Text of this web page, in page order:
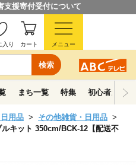
支援寄付受付について
検索
入り カート メニュー
まち一覧 特集 初心者ガイド
用品
その他雑貨・日用品
ルキット 350cm/BCK-12【配送不